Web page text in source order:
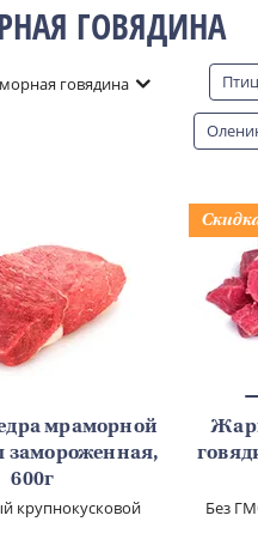
ГОВЯДИНА
говядина
мраморной
замороженная,
600г
крупнокусковой
Без